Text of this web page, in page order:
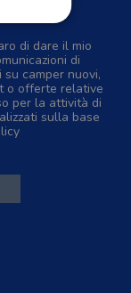
di dare il mio
di
camper nuovi,
o offerte relative
per la attività di
sulla base